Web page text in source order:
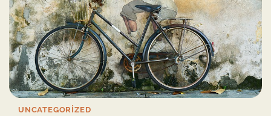
UNCATEGORIZED